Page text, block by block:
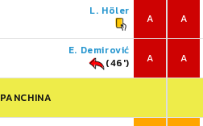
L. Höler
A
E. Demirović
(46')
A
PANCHINA
A
A